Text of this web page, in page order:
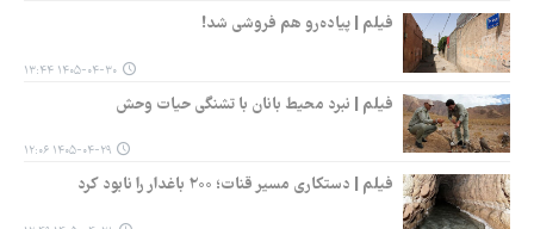
فیلم | پیاده‌رو هم فروشی شد!
۱۴۰۵-۰۴-۳۰ ۱۳:۴۴
فیلم | نبرد محیط بانان با تشنگی حیات وحش
۱۴۰۵-۰۴-۲۹ ۱۲:۰۶
فیلم | دستکاری مسیر قنات؛ ۲۰۰ باغدار را نابود کرد